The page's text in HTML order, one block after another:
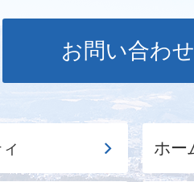
お問い合わせ
ホー